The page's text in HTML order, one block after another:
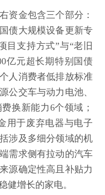
资金包含三个部分：
债大规模设备更新专
目支持方式”与“老旧
亿元超长期特别国债
人消费者低排放标准
公交车与动力电池、
换新能力6个领域；
用于废弃电器与电子
涉及多细分领域的机
需求侧有拉动的汽车
源确定性高且补贴力
健增长的家电。